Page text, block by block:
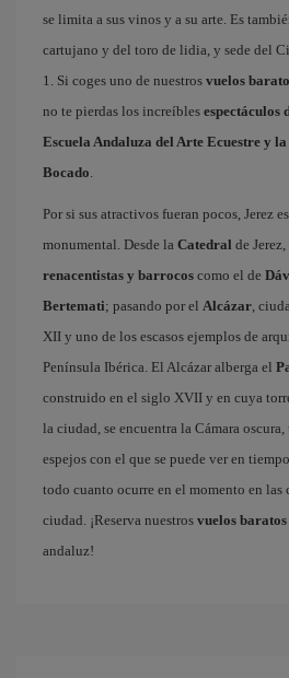
se limita a sus vinos y a su arte. Es
cartujano y del toro de lidia, y sede del
1. Si coges uno de nuestros vuelos
no te pierdas los increíbles espectáculos
Escuela Andaluza del Arte Ecuestre y
Bocado.
Por si sus atractivos fueran pocos, Jerez
monumental. Desde la Catedral de
renacentistas y barrocos como el de
Bertemati; pasando por el Alcázar,
XII y uno de los escasos ejemplos de
Península Ibérica. El Alcázar alberga el
construido en el siglo XVII y en cuya
la ciudad, se encuentra la Cámara
espejos con el que se puede ver en
todo cuanto ocurre en el momento en las
ciudad. ¡Reserva nuestros vuelos
andaluz!